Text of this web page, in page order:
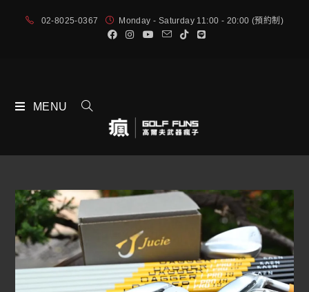
02-8025-0367 Monday - Saturday 11:00 - 20:00 (預約制)
MENU